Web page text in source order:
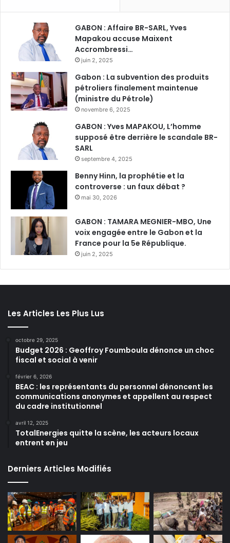
GABON : Affaire BR-SARL, Yves
Mapakou accuse Maixent
Accrombressi…
juin 2, 2025
Gabon : La subvention des produits
pétroliers finalement maintenue
(ministre du Pétrole)
novembre 6, 2025
GABON : Yves MAPAKOU, L’homme
supposé être derrière le scandale BR-
SARL
septembre 4, 2025
Benny Hinn, la prophétie et la
controverse : un faux débat ?
mai 30, 2026
GABON : TAMARA MEGNIER-MBO, Une
voix engagée entre le Gabon et la
France pour la 5e République.
juin 2, 2025
Les Articles Les Plus Lus
octobre 29, 2025
Budget 2026 : Geoffroy Foumboula dénonce un choc
fiscal et social à venir
février 6, 2026
BEAC : les représentants du personnel dénoncent les
communications anonymes et appellent au respect
du cadre institutionnel
avril 12, 2025
TotalEnergies quitte la scène, les acteurs locaux
entrent en jeu
Derniers Articles Modifiés